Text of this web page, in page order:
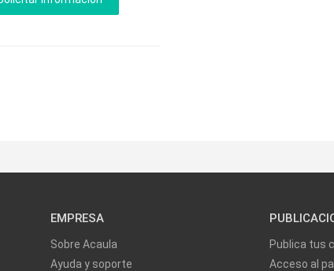
EMPRESA
Sobre Acaula
Ayuda y soporte
Publica tus
Acceso al